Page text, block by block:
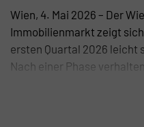
Wien, 4. Mai 2026 – Der
Immobilienmarkt zeigt
ersten Quartal 2026 leicht
Nach einer Phase